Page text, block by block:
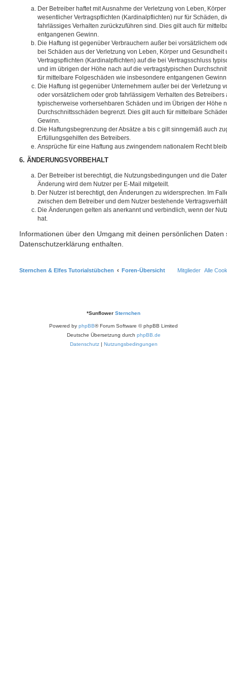
Der Betreiber haftet mit Ausnahme der Verletzung von Leben,
wesentlicher Vertragspflichten (Kardinalpflichten) nur für Schäden,
fahrlässiges Verhalten zurückzuführen sind. Dies gilt auch für
entgangenen Gewinn.
Die Haftung ist gegenüber Verbrauchern außer bei vorsätzlichem
bei Schäden aus der Verletzung von Leben, Körper und
Vertragspflichten (Kardinalpflichten) auf die bei Vertragsschluss
und im übrigen der Höhe nach auf die vertragstypischen
für mittelbare Folgeschäden wie insbesondere entgangenen
Die Haftung ist gegenüber Unternehmern außer bei der Verletzung
oder vorsätzlichem oder grob fahrlässigem Verhalten des Betreibers
typischerweise vorhersehbaren Schäden und im Übrigen der Höhe
Durchschnittsschäden begrenzt. Dies gilt auch für mittelbare
Gewinn.
Die Haftungsbegrenzung der Absätze a bis c gilt sinngemäß auch
Erfüllungsgehilfen des Betreibers.
Ansprüche für eine Haftung aus zwingendem nationalem Recht
6. ÄNDERUNGSVORBEHALT
Der Betreiber ist berechtigt, die Nutzungsbedingungen und die
Änderung wird dem Nutzer per E-Mail mitgeteilt.
Der Nutzer ist berechtigt, den Änderungen zu widersprechen. Im
zwischen dem Betreiber und dem Nutzer bestehende
Die Änderungen gelten als anerkannt und verbindlich, wenn der
hat.
Informationen über den Umgang mit deinen persönlichen Daten
Datenschutzerklärung enthalten.
Sternchen & Elfes Tutorialstübchen Foren-Übersicht Alle
Mitglieder
*Sunflower Sternchen
Powered by phpBB® Forum Software © phpBB Limited
Deutsche Übersetzung durch phpBB.de
Datenschutz| Nutzungsbedingungen